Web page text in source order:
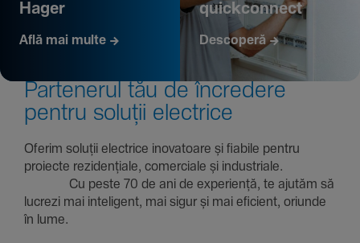
Hager
Află mai multe
quickconnect
Descoperă
Parte­nerul tău de încre­dere
pentru soluții electrice
Oferim soluții electrice inova­toare și fiabile pentru
proiecte rezi­den­țiale, comer­ciale și indus­triale.
Cu peste 70 de ani de expe­riență, te ajutăm să
lucrezi mai inte­li­gent, mai sigur și mai eficient, oriunde
în lume.